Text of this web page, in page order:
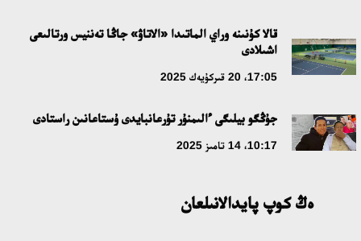
قالا كۇنىنە وراي الماتىدا «الاتاۋ» جاڭا تەننيس ورتالىعى
اشىلادى
17:05، 20 قىركۇيەك 2025
جۇڭگو بيلىگى ءالىمنۇر تۇرعانبايدى ۇستاعانىن راستادى
10:17، 14 تامىز 2025
ەڭ كوپ پايدالانىلعان